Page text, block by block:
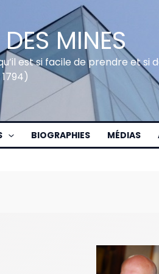
MINES
est si facile de prendre et
BIOGRAPHIES MÉDIAS